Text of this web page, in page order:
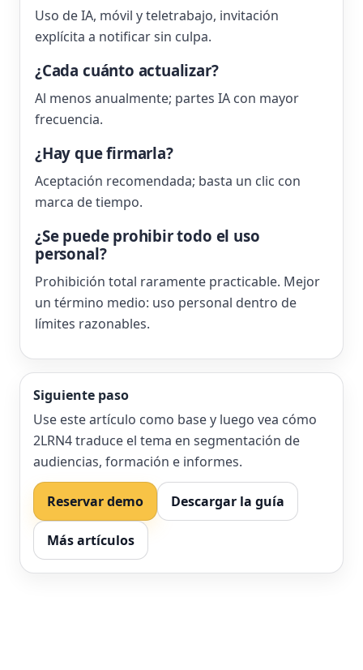
Uso de IA, móvil y teletrabajo, invitación
explícita a notificar sin culpa.
¿Cada cuánto actualizar?
Al menos anualmente; partes IA con mayor
frecuencia.
¿Hay que firmarla?
Aceptación recomendada; basta un clic con
marca de tiempo.
¿Se puede prohibir todo el uso
personal?
Prohibición total raramente practicable. Mejor
un término medio: uso personal dentro de
límites razonables.
Siguiente paso
Use este artículo como base y luego vea cómo
2LRN4 traduce el tema en segmentación de
audiencias, formación e informes.
Reservar demo Descargar la guía
Más artículos